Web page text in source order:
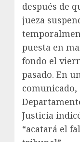
después de
jueza
puesta en
fondo el
pasado. En
comunicado,
Justicia
“acatará el